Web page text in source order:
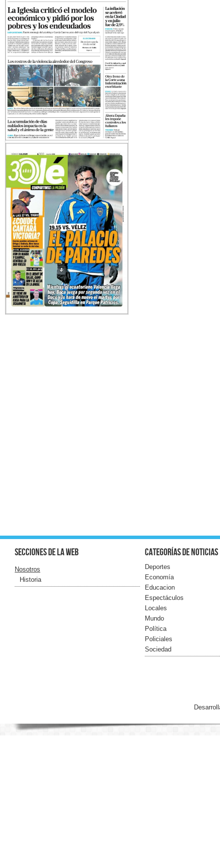
Secciones de la web
Nosotros
Historia
Categorías de noticias
Deportes
Economía
Educacion
Espectáculos
Locales
Mundo
Política
Policiales
Sociedad